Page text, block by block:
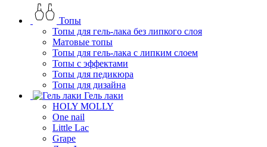
Топы
Топы для гель-лака без липкого слоя
Матовые топы
Топы для гель-лака с липким слоем
Топы с эффектами
Топы для педикюра
Топы для дизайна
Гель лаки
HOLY MOLLY
One nail
Little Lac
Grape